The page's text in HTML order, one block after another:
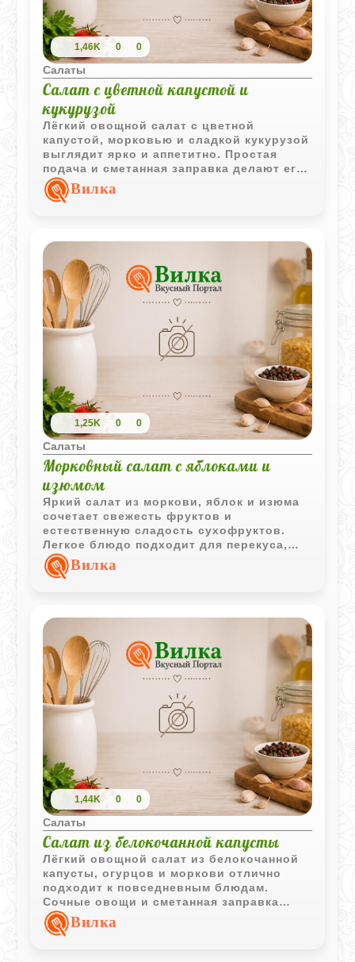
1,46K 0 0
Салаты
Салат с цветной капустой и
кукурузой
Лёгкий овощной салат с цветной
капустой, морковью и сладкой кукурузой
выглядит ярко и аппетитно. Простая
подача и сметанная заправка делают его
отличным вариантом для повседневного
меню.Вилка
1,25K 0 0
Салаты
Морковный салат с яблоками и
изюмом
Яркий салат из моркови, яблок и изюма
сочетает свежесть фруктов и
естественную сладость сухофруктов.
Легкое блюдо подходит для перекуса,
завтрака или полезного десерта.
Вилка
1,44K 0 0
Салаты
Салат из белокочанной капусты
Лёгкий овощной салат из белокочанной
капусты, огурцов и моркови отлично
подходит к повседневным блюдам.
Сочные овощи и сметанная заправка
создают простой и гармоничный вкус.
Вилка